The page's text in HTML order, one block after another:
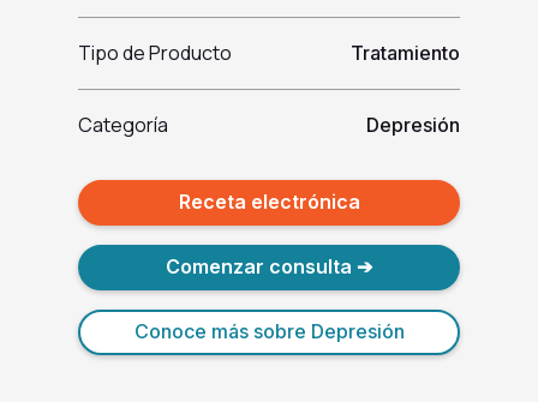
Tipo de Producto Tratamiento
Categoría Depresión
Receta electrónica
Comenzar consulta ➔
Conoce más sobre Depresión